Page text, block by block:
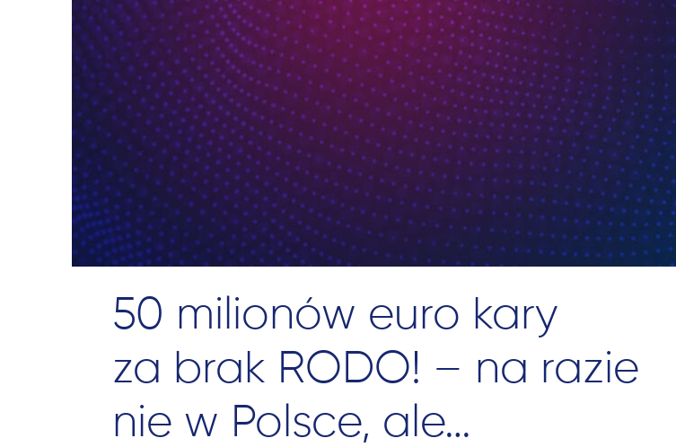
50 milionów euro kary
za brak RODO! – na razie
nie w Polsce, ale…